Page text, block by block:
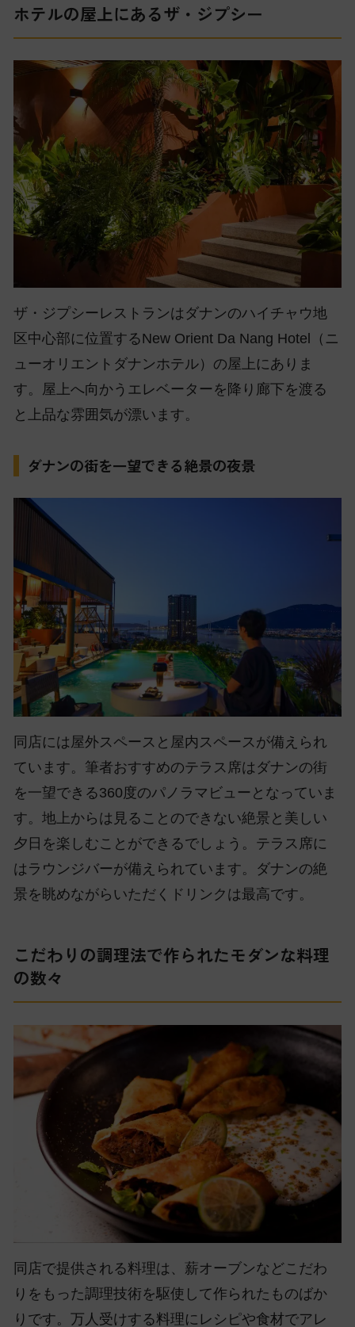
ホテルの屋上にあるザ・ジプシー
ザ・ジプシーレストランはダナンのハイチャウ地
区中心部に位置するNew Orient Da Nang Hotel（ニ
ューオリエントダナンホテル）の屋上にありま
す。屋上へ向かうエレベーターを降り廊下を渡る
と上品な雰囲気が漂います。
ダナンの街を一望できる絶景の夜景
同店には屋外スペースと屋内スペースが備えられ
ています。筆者おすすめのテラス席はダナンの街
を一望できる360度のパノラマビューとなっていま
す。地上からは見ることのできない絶景と美しい
夕日を楽しむことができるでしょう。テラス席に
はラウンジバーが備えられています。ダナンの絶
景を眺めながらいただくドリンクは最高です。
こだわりの調理法で作られたモダンな料理
の数々
同店で提供される料理は、薪オーブンなどこだわ
りをもった調理技術を駆使して作られたものばか
りです。万人受けする料理にレシピや食材でアレ